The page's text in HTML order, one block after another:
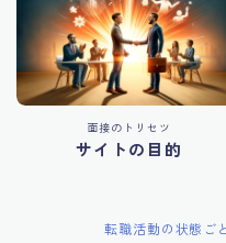
面接のトリセツ
サイトの目的
転職活動の状態ご